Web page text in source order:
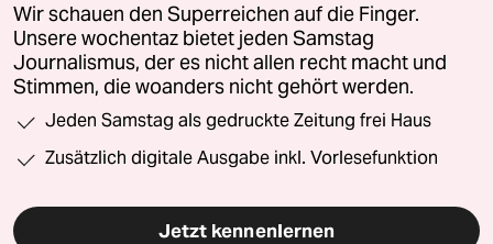
Wir schauen den Superreichen auf die Finger.
Unsere wochentaz bietet jeden Samstag
Journalismus, der es nicht allen recht macht und
Stimmen, die woanders nicht gehört werden.
Jeden Samstag als gedruckte Zeitung frei Haus
Zusätzlich digitale Ausgabe inkl. Vorlesefunktion
Jetzt kennenlernen